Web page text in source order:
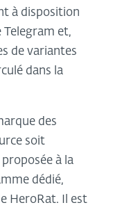
à disposition
Telegram et,
de variantes
dans la
des
soit
à la
dédié,
HeroRat. Il est